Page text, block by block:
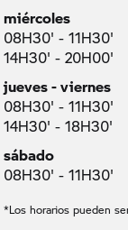
miércoles
08H30' - 11H30'
14H30' - 20H00'
jueves - viernes
08H30' - 11H30'
14H30' - 18H30'
sábado
08H30' - 11H30'
*Los horarios pueden